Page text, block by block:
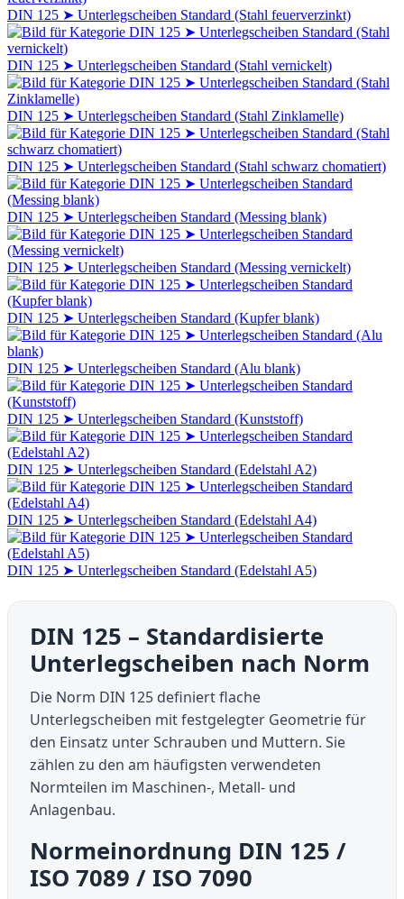
DIN 125 ➤ Unterlegscheiben Standard (Stahl feuerverzinkt)
DIN 125 ➤ Unterlegscheiben Standard (Stahl vernickelt)
DIN 125 ➤ Unterlegscheiben Standard (Stahl Zinklamelle)
DIN 125 ➤ Unterlegscheiben Standard (Stahl schwarz chomatiert)
DIN 125 ➤ Unterlegscheiben Standard (Messing blank)
DIN 125 ➤ Unterlegscheiben Standard (Messing vernickelt)
DIN 125 ➤ Unterlegscheiben Standard (Kupfer blank)
DIN 125 ➤ Unterlegscheiben Standard (Alu blank)
DIN 125 ➤ Unterlegscheiben Standard (Kunststoff)
DIN 125 ➤ Unterlegscheiben Standard (Edelstahl A2)
DIN 125 ➤ Unterlegscheiben Standard (Edelstahl A4)
DIN 125 ➤ Unterlegscheiben Standard (Edelstahl A5)
DIN 125 – Standardisierte
Unterlegscheiben nach Norm
Die Norm DIN 125 definiert flache
Unterlegscheiben mit festgelegter Geometrie für
den Einsatz unter Schrauben und Muttern. Sie
zählen zu den am häufigsten verwendeten
Normteilen im Maschinen-, Metall- und
Anlagenbau.
Normeinordnung DIN 125 /
ISO 7089 / ISO 7090